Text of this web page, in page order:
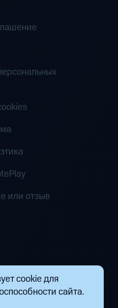
cookie для
сайта.
или отзыв
распределенных